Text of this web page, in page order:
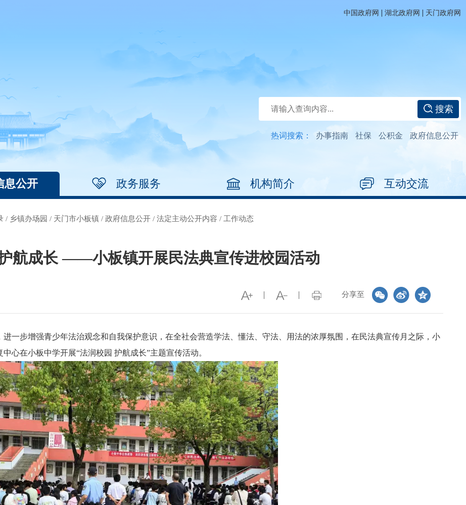
中国政府网 | 湖北政府网 | 天门政府网
搜索
热词搜索： 办事指南 社保 公积金 政府信息公开
息公开 政务服务 机构简介 互动交流
/ 乡镇办场园 / 天门市小板镇 / 政府信息公开 / 法定主动公开内容 / 工作动态
航成长 ——小板镇开展民法典宣传进校园活动
分享至
一步增强青少年法治观念和自我保护意识，在全社会营造学法、懂法、守法、用法的浓厚氛围，在民法典宣传月之际，小
心在小板中学开展“法润校园 护航成长”主题宣传活动。